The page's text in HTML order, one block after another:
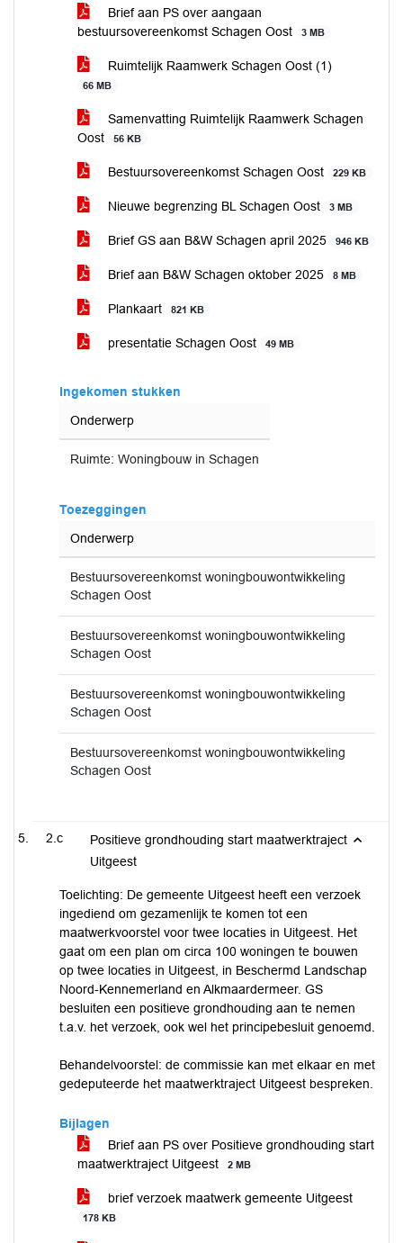
Brief aan PS over aangaan
bestuursovereenkomst Schagen Oost
3 MB
Ruimtelijk Raamwerk Schagen Oost (1)
66 MB
Samenvatting Ruimtelijk Raamwerk Schagen
Oost
56 KB
Bestuursovereenkomst Schagen Oost 229 KB
Nieuwe begrenzing BL Schagen Oost 3 MB
Brief GS aan B&W Schagen april 2025 946 KB
Brief aan B&W Schagen oktober 2025 8 MB
Plankaart 821 KB
presentatie Schagen Oost 49 MB
Ingekomen stukken
Onderwerp
Ruimte: Woningbouw in Schagen
Toezeggingen
Onderwerp
Bestuursovereenkomst woningbouwontwikkeling
Schagen Oost
Bestuursovereenkomst woningbouwontwikkeling
Schagen Oost
Bestuursovereenkomst woningbouwontwikkeling
Schagen Oost
Bestuursovereenkomst woningbouwontwikkeling
Schagen Oost
2.c
Positieve grondhouding start maatwerktraject
Uitgeest
Toelichting: De gemeente Uitgeest heeft een verzoek
ingediend om gezamenlijk te komen tot een
maatwerkvoorstel voor twee locaties in Uitgeest. Het
gaat om een plan om circa 100 woningen te bouwen
op twee locaties in Uitgeest, in Beschermd Landschap
Noord-Kennemerland en Alkmaardermeer. GS
besluiten een positieve grondhouding aan te nemen
t.a.v. het verzoek, ook wel het principebesluit genoemd.
Behandelvoorstel: de commissie kan met elkaar en met
gedeputeerde het maatwerktraject Uitgeest bespreken.
Bijlagen
Brief aan PS over Positieve grondhouding start
maatwerktraject Uitgeest
2 MB
brief verzoek maatwerk gemeente Uitgeest
178 KB